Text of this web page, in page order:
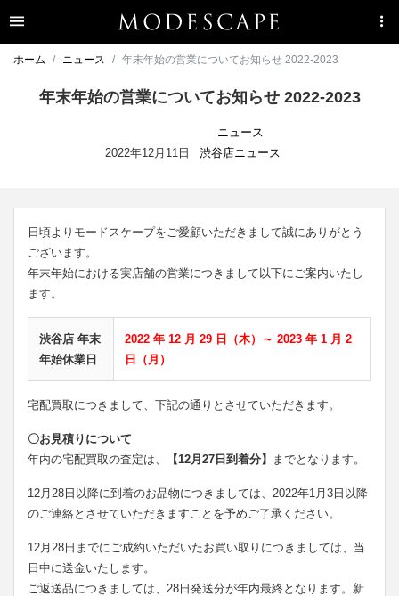
ホーム ニュース 年末年始の営業についてお知らせ 2022-2023
年末年始の営業についてお知らせ 2022-2023
2022年12月11日
ニュース
渋谷店ニュース
日頃よりモードスケープをご愛顧いただきまして誠にありがとう
ございます。
年末年始における実店舗の営業につきまして以下にご案内いたし
ます。
渋谷店 年末
年始休業日
2022 年 12 月 29 日（木）～ 2023 年 1 月 2
日（月）
宅配買取につきまして、下記の通りとさせていただきます。
〇お見積りについて
年内の宅配買取の査定は、
【12月27日到着分】 までとなります。
12月28日以降に到着のお品物につきましては、2022年1月3日以降
のご連絡とさせていただきますことを予めご了承ください。
12月28日までにご成約いただいたお買い取りにつきましては、当
日中に送金いたします。
ご返送品につきましては、28日発送分が年内最終となります。新